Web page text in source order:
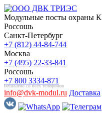
Модульные посты охраны
Россошь
Санкт-Петербург
+7 (812) 44-84-744
Москва
+7 (495) 22-33-841
Россошь
+7 800 3334-871
бесплатно со всех телефонов
info@dvk-modul.ru Доставка